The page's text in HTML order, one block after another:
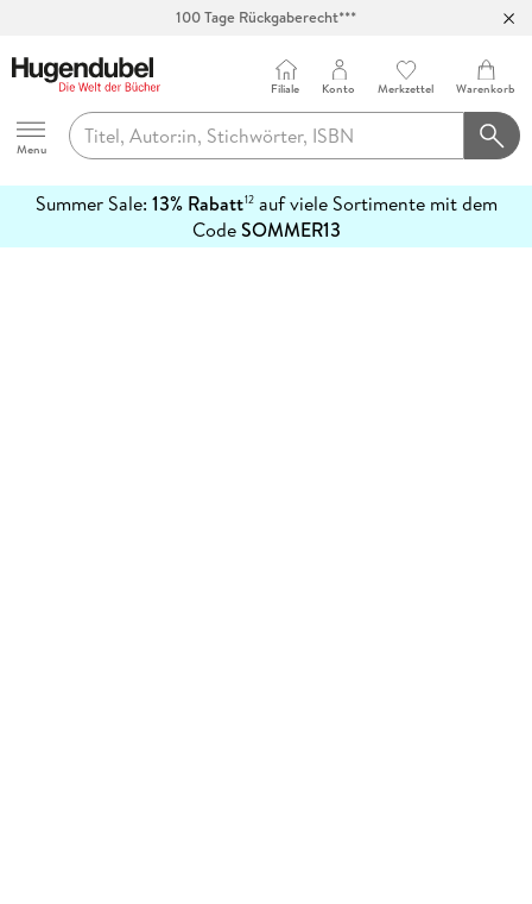
100 Tage Rückgaberecht***
Hugendubel
Menu
Filiale Konto Merkzettel Warenkorb
Summer Sale: 13% Rabatt12auf viele Sortimente mit dem
CodeSOMMER13
erfahren